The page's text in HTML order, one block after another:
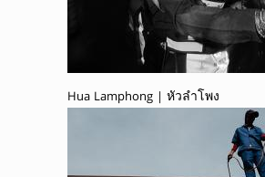
Hua Lamphong | หัวลำโพง